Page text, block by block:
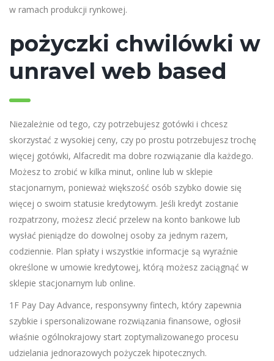
w ramach produkcji rynkowej.
pożyczki chwilówki w
unravel web based
Niezależnie od tego, czy potrzebujesz gotówki i chcesz
skorzystać z wysokiej ceny, czy po prostu potrzebujesz trochę
więcej gotówki, Alfacredit ma dobre rozwiązanie dla każdego.
Możesz to zrobić w kilka minut, online lub w sklepie
stacjonarnym, ponieważ większość osób szybko dowie się
więcej o swoim statusie kredytowym. Jeśli kredyt zostanie
rozpatrzony, możesz zlecić przelew na konto bankowe lub
wysłać pieniądze do dowolnej osoby za jednym razem,
codziennie. Plan spłaty i wszystkie informacje są wyraźnie
określone w umowie kredytowej, którą możesz zaciągnąć w
sklepie stacjonarnym lub online.
1F Pay Day Advance, responsywny fintech, który zapewnia
szybkie i spersonalizowane rozwiązania finansowe, ogłosił
właśnie ogólnokrajowy start zoptymalizowanego procesu
udzielania jednorazowych pożyczek hipotecznych.